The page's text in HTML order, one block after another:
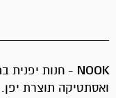
NOOK - חנות יפנית
ואסתטיקה תוצרת יפן.